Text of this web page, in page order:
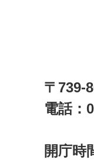
〒739-
電話：
開庁時